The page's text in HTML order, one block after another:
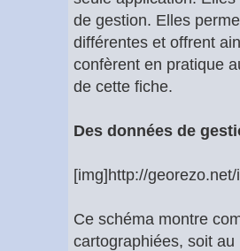
de gestion. Elles
différentes et offrent
confèrent en pratique
de cette fiche.
Des données de
[img]http://
Ce schéma montre
cartographiées, soit